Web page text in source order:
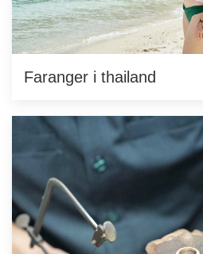
Faranger i thailand